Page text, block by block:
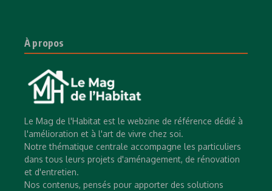
À propos
Le Mag de l'Habitat est le webzine de référence dédié à
l'amélioration et à l'art de vivre chez soi.
Notre thématique centrale accompagne les particuliers
dans tous leurs projets d'aménagement, de rénovation
et d'entretien.
Nos contenus, pensés pour apporter des solutions